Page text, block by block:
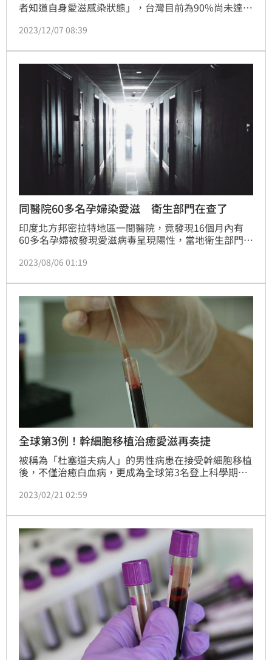
者知道自身愛滋感染狀態」，台灣目前為90%尚未達
受污名化影響不敢篩檢。
2023/12/07 08:39
同醫院60多名孕婦染愛滋 衛生部門在查了
印度北方邦密拉特地區一間醫院，竟發現16個月內有
60多名孕婦被發現愛滋病毒呈現陽性，當地衛生部門專
婦為何會集體感染愛滋病毒的狀況。
2023/08/06 01:19
全球第3例！幹細胞移植治癒愛滋再奏捷
被稱為「杜塞道夫病人」的男性病患在接受幹細胞移植
後，不僅治癒白血病，更成為全球第3名登上科學期刊
2023/02/21 02:59